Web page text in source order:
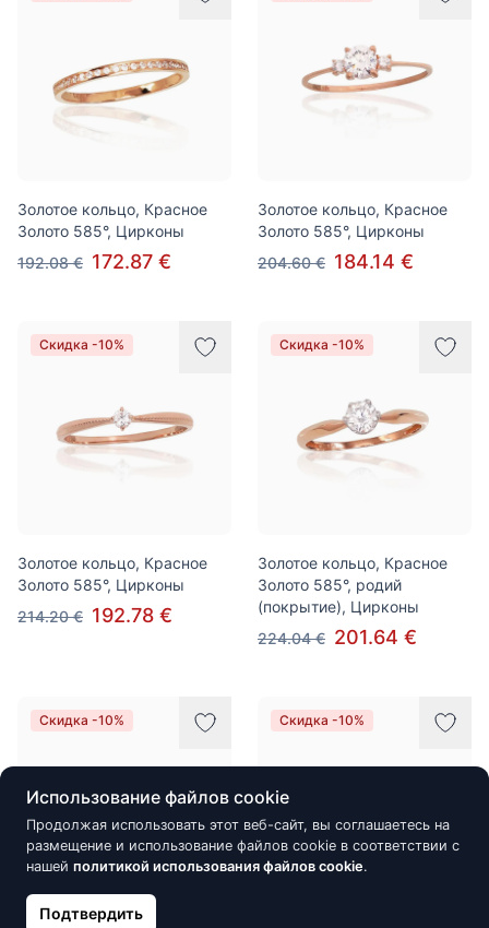
Золотое кольцо, Красное
Золото 585°, Цирконы
192.08 € 172.87 €
Золотое кольцо, Красное
Золото 585°, Цирконы
204.60 € 184.14 €
Скидка -10%
Золотое кольцо, Красное
Золото 585°, Цирконы
214.20 € 192.78 €
Скидка -10%
Золотое кольцо, Красное
Золото 585°, родий
(покрытие), Цирконы
224.04 € 201.64 €
Скидка -10% Скидка -10%
Использование файлов cookie
Продолжая использовать этот веб-сайт, вы соглашаетесь на
размещение и использование файлов cookie в соответствии с
нашей политикой использования файлов cookie.
Подтвердить